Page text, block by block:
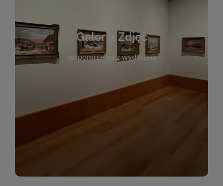
Galeria Zdjęć
wspomnienia z wydarzeń
którym można zobaczyć, jak żyje nasza biblioteka
i jej społeczność. Zdjęcia dokumentują zarówno
uroczyste chwile, jak i codzienne aktywności
czytelników. Regularnie dodajemy nowe galerie,
by każdy mógł powrócić do wyjątkowych
momentów. Zapraszamy do obejrzenia,
wspominania i inspirowania się!